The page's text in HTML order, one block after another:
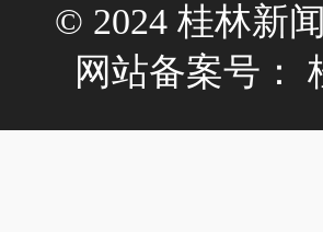
© 2024 桂林新
网站备案号：